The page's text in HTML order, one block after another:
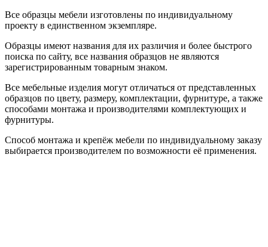
Все образцы мебели изготовлены по индивидуальному
проекту в единственном экземпляре.
Образцы имеют названия для их различия и более быстрого
поиска по сайту, все названия образцов не являются
зарегистрированным товарным знаком.
Все мебельные изделия могут отличаться от представленных
образцов по цвету, размеру, комплектации, фурнитуре, а также
способами монтажа и производителями комплектующих и
фурнитуры.
Способ монтажа и крепёж мебели по индивидуальному заказу
выбирается производителем по возможности её применения.